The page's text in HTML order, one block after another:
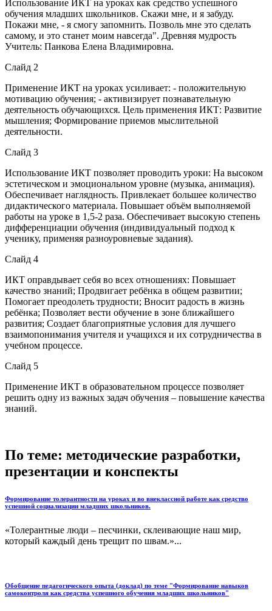
Использование ИКТ на уроках как средство успешного
обучения младших школьников. Скажи мне, и я забуду.
Покажи мне, - я смогу запомнить. Позволь мне это сделать
самому, и это станет моим навсегда". Древняя мудрость
Учитель: Панкова Елена Владимировна.
Слайд 2
Применение ИКТ на уроках усиливает: - положительную
мотивацию обучения; - активизирует познавательную
деятельность обучающихся. Цель применения ИКТ: Развитие
мышления; Формирование приемов мыслительной
деятельности.
Слайд 3
Использование ИКТ позволяет проводить уроки: На высоком
эстетическом и эмоциональном уровне (музыка, анимация).
Обеспечивает наглядность. Привлекает большее количество
дидактического материала. Повышает объём выполняемой
работы на уроке в 1,5-2 раза. Обеспечивает высокую степень
дифференциации обучения (индивидуальный подход к
ученику, применяя разноуровневые задания).
Слайд 4
ИКТ оправдывает себя во всех отношениях: Повышает
качество знаний; Продвигает ребёнка в общем развитии;
Помогает преодолеть трудности; Вносит радость в жизнь
ребёнка; Позволяет вести обучение в зоне ближайшего
развития; Создает благоприятные условия для лучшего
взаимопонимания учителя и учащихся и их сотрудничества в
учебном процессе.
Слайд 5
Применение ИКТ в образовательном процессе позволяет
решить одну из важных задач обучения – повышение качества
знаний.
По теме: методические разработки,
презентации и конспекты
Формирование толерантности на уроках и во внеклассной работе как средство
успешной социализации младших школьников.
«Толерантные люди – песчинки, склеивающие наш мир,
который каждый день трещит по швам.»...
Обобщение педагогического опыта (доклад) по теме "Формирование навыков
самоконтроля как средства успешного обучения младших школьников"